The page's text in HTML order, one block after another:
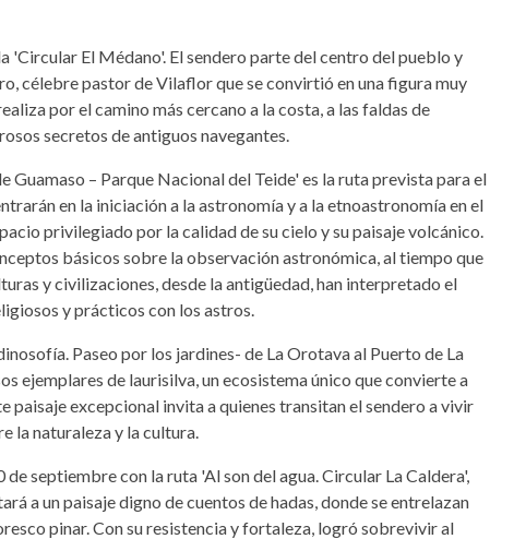
'Circular El Médano'. El sendero parte del centro del pueblo y
célebre pastor de Vilaflor que se convirtió en una figura muy
por el camino más cercano a la costa, a las faldas de
secretos de antiguos navegantes.
Guamaso – Parque Nacional del Teide' es la ruta prevista para el
en la iniciación a la astronomía y a la etnoastronomía en el
privilegiado por la calidad de su cielo y su paisaje volcánico.
básicos sobre la observación astronómica, al tiempo que
y civilizaciones, desde la antigüedad, han interpretado el
y prácticos con los astros.
Paseo por los jardines- de La Orotava al Puerto de La
ejemplares de laurisilva, un ecosistema único que convierte a
paisaje excepcional invita a quienes transitan el sendero a vivir
la naturaleza y la cultura.
de septiembre con la ruta 'Al son del agua. Circular La Caldera',
a un paisaje digno de cuentos de hadas, donde se entrelazan
pinar. Con su resistencia y fortaleza, logró sobrevivir al